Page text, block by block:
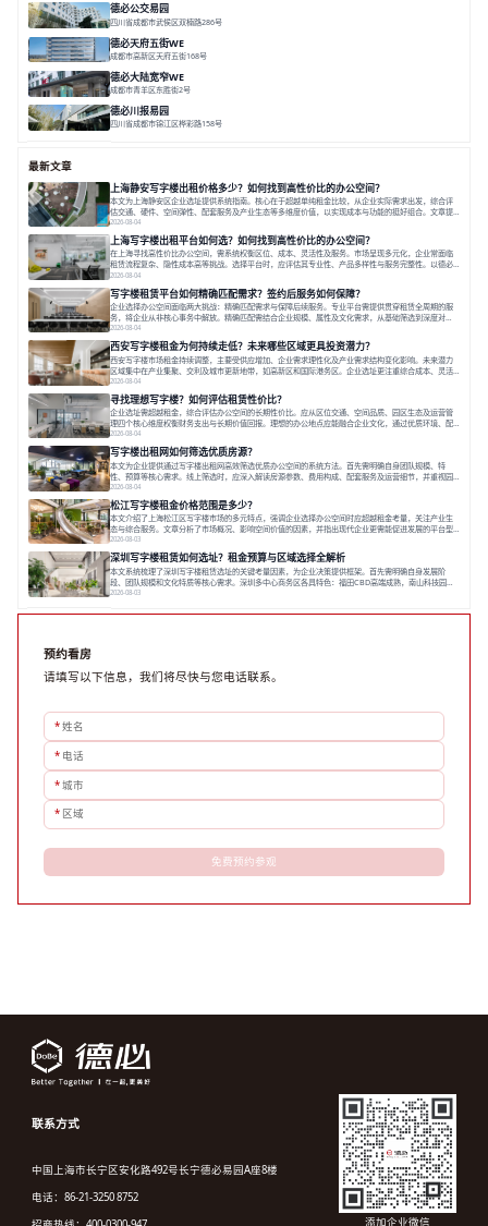
德必公交易园
四川省成都市武侯区双楠路286号
德必天府五街WE
成都市高新区天府五街168号
德必⼤陆宽窄WE
成都市青羊区东胜街2号
德必川报易园
四川省成都市锦江区桦彩路158号
最新文章
上海静安写字楼出租价格多少？如何找到高性价比的办公空间？
本文为上海静安区企业选址提供系统指南。核心在于超越单纯租金比较，从企业实际需求出发，综合评
估交通、硬件、空间弹性、配套服务及产业生态等多维度价值，以实现成本与功能的挺好组合。文章提
出打破固定工位思维，采用精装灵活空间与共享配套以提升性价比，并通过不同规模企业的实际案例加
以说明。之后指出，专业运营服务商提供的稳定环境、社群活动与产业集聚等增值服务，是很大化空间
价值、助力企业成长的关键。对于许多在
2026-08-04
上海写字楼出租平台如何选？如何找到高性价比的办公空间？
在上海寻找高性价比办公空间，需系统权衡区位、成本、灵活性及服务。市场呈现多元化，企业常面临
租赁流程复杂、隐性成本高等挑战。选择平台时，应评估其专业性、产品多样性与服务完整性。以德必
为例，其提供从空间到生态的解决方案，通过特色园区、灵活产品和丰富配套，满足不同企业需求。企
业应明确自身需求，实地考察，选择能支持长期发展、提升竞争力的办公空间。在上海寻找合适的办公
空间，对于企业行政负责人、中小企业主
2026-08-04
写字楼租赁平台如何精确匹配需求？签约后服务如何保障？
企业选择办公空间面临两大挑战：精确匹配需求与保障后续服务。专业平台需提供贯穿租赁全周期的服
务，将企业从非核心事务中解放。精确匹配需结合企业规模、属性及文化需求，从基础筛选到深度对
接；签约后则需构建覆盖硬件运维、共享配套及专业物业的全周期保障体系。德必集团通过标准化服务
与个性化运营结合，以全国布局和产业生态圈为企业提供稳定支持，体现了从信息撮合到深度服务的能
力转变。在为企业寻找办公空间的过程中，
2026-08-04
西安写字楼租金为何持续走低？未来哪些区域更具投资潜力？
西安写字楼市场租金持续调整，主要受供应增加、企业需求理性化及产业需求结构变化影响。未来潜力
区域集中在产业集聚、交利及城市更新地带，如高新区和国际港务区。企业选址更注重综合成本、灵活
性与员工体验，倾向于提供全包式服务的办公空间。专业运营方通过空间优化与社群服务，助力企业成
长，推动市场向多元化、高性价比方向发展。近年来，西安写字楼市场呈现出租金持续调整的态势，这
一现象引发了的广泛关注。作为西部重要
2026-08-04
寻找理想写字楼？如何评估租赁性价比？
企业选址需超越租金，综合评估办公空间的长期性价比。应从区位交通、空间品质、园区生态及运营管
理四个核心维度权衡财务支出与长期价值回报。理想的办公地点应能融合企业文化，通过优质环境、配
套服务及社群资源赋能业务增长，实现成本与价值的平衡。对于许多正在成长或寻求稳定发展的企业而
言，寻找一处合适的办公空间是一项至关重要的决策。这不仅关系到团队的日常工作效率与协作氛围，
更直接影响着企业的品牌形象、运营成本
2026-08-04
写字楼出租网如何筛选优质房源？
本文为企业提供通过写字楼出租网高效筛选优质办公空间的系统方法。首先需明确自身团队规模、特
性、预算等核心需求。线上筛选时，应深入解读房源参数、费用构成、配套服务及运营细节，并重视园
区产业生态与交通区位价值。同时，需考察运营方的品牌背景与持续服务能力。完成线上初选后，必须
进行线下实地验证，核对空间实景、测试设施、感受园区氛围并确认合同条款，从而做出精确决策。在
数字化时代，写字楼出租网已成为企业寻找
2026-08-04
松江写字楼租金价格范围是多少？
本文介绍了上海松江区写字楼市场的多元特点，强调企业选择办公空间时应超越租金考量，关注产业生
态与综合服务。文章分析了市场概况、影响空间价值的因素，并指出现代企业更需能促进发展的平台型
空间。之后，以德必集团为例，说明运营方如何通过构建服务生态助力企业成长，建议企业系统评估需
求与长期价值，选择匹配的发展载体。对于许多寻求在上海松江区设立或扩展办公空间的企业而言，了
解该区域的写字楼市场概况是决策的首先
2026-08-03
深圳写字楼租赁如何选址？租金预算与区域选择全解析
本文系统梳理了深圳写字楼租赁选址的关键考量因素，为企业决策提供框架。首先需明确自身发展阶
段、团队规模和文化特质等核心需求。深圳多中心商务区各具特色：福田CBD高端成熟，南山科技园创
新活力强，前海具政策优势。除传统写字楼外，创意产业园注重生态与社群，适合文创、科技类企业。
款。选址是综合性战略决策，旨在让办公
2026-08-03
预约看房
请填写以下信息，我们将尽快与您电话联系。
*姓名
* 电话
*城市
* 区域
免费预约参观
联系方式
中国上海市长宁区安化路492号长宁德必易园A座8楼
电话：86-21-3250 8752
添加企业微信